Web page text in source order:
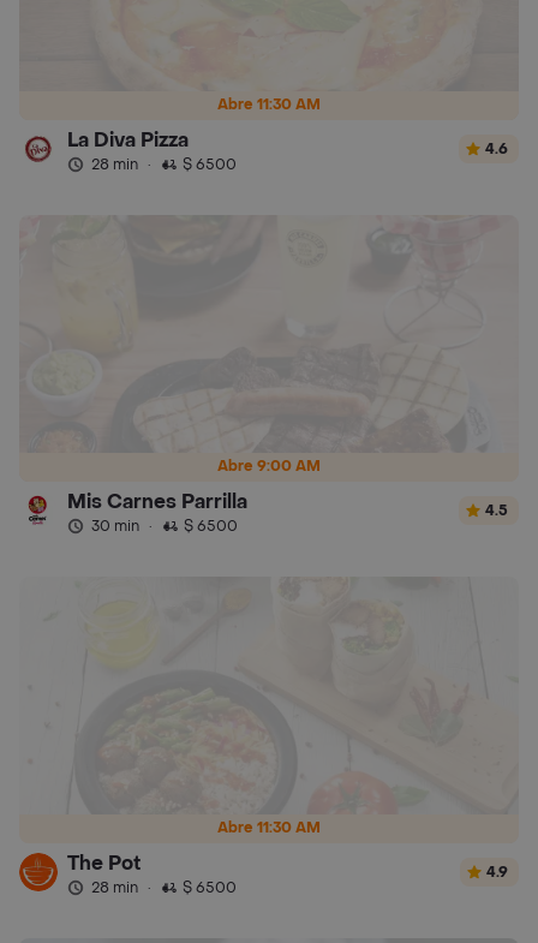
Abre 11:30 AM
La Diva Pizza
28 min · $ 6500
4.6
Abre 9:00 AM
Mis Carnes Parrilla
30 min · $ 6500
4.5
Abre 11:30 AM
The Pot
28 min · $ 6500
4.9